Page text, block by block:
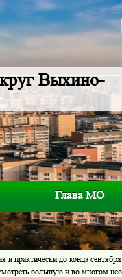
Выхино-
Глава МО
и практически до конца
большую и во